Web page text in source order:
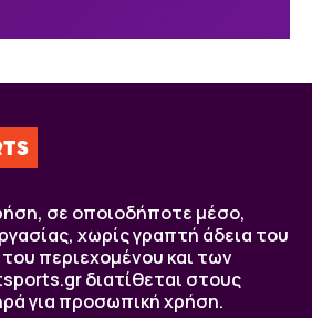
σε οποιοδήποτε μέσο,
χωρίς γραπτή άδεια του
περιεχομένου και των
διατίθεται στους
για προσωπική χρήση.